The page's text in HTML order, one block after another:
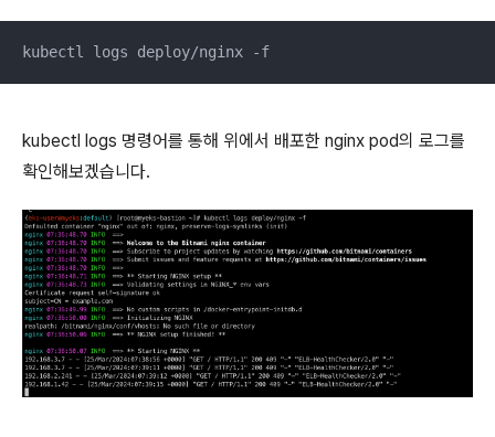
kubectl logs deploy/nginx -f
kubectl logs 명령어를 통해 위에서 배포한 nginx pod의 로그를
확인해보겠습니다.